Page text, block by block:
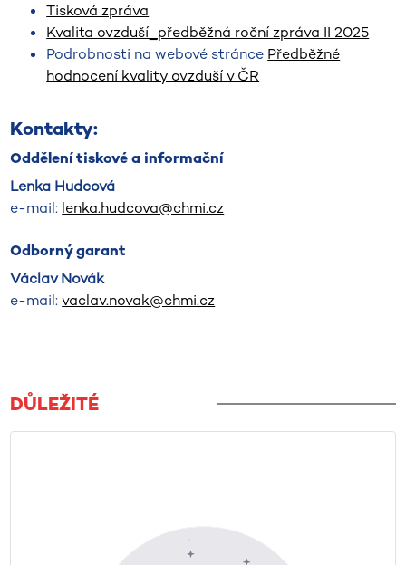
Tisková zpráva
Kvalita ovzduší_předběžná roční zpráva II 2025
Podrobnosti na webové stránce Předběžné
hodnocení kvality ovzduší v ČR
Kontakty:
Oddělení tiskové a informační
Lenka Hudcová
e-mail: lenka.hudcova@chmi.cz
Odborný garant
Václav Novák
e-mail:vaclav.novak@chmi.cz
DŮLEŽITÉ